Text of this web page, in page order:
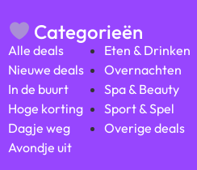
Categorieën
Alle deals
Nieuwe deals
In de buurt
Hoge korting
Dagje weg
Avondje uit
Eten & Drinken
Overnachten
Spa & Beauty
Sport & Spel
Overige deals